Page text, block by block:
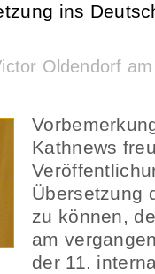
ins
Oldendorf
Kathnews
Übersetzung
zu können,
am
der 11.